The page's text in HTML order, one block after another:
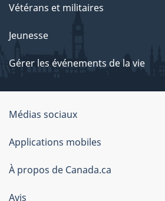
Vétérans et militaires
Jeunesse
Gérer les événements de la vie
Organisation
du
gouvernement
du
Canada
Médias sociaux
Applications mobiles
À propos de Canada.ca
Avis